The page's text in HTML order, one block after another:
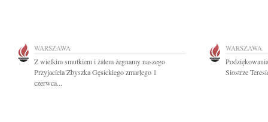
WARSZAWA
Z wielkim smutkiem i żalem żegnamy naszego
Przyjaciela Zbyszka Gęsickiego zmarłego 1
czerwca...
WARSZAWA
Siostrze